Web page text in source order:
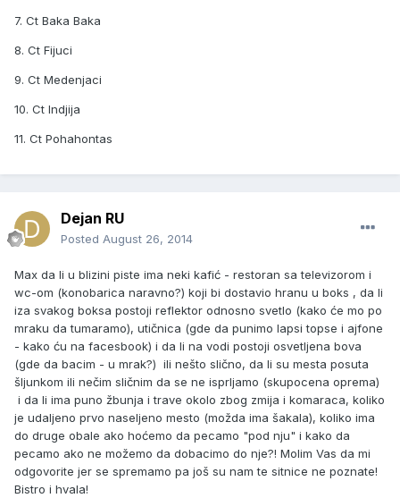
7. Ct Baka Baka
8. Ct Fijuci
9. Ct Medenjaci
10. Ct Indjija
11. Ct Pohahontas
Dejan RU
Posted August 26, 2014
Max da li u blizini piste ima neki kafić - restoran sa televizorom i
wc-om (konobarica naravno?) koji bi dostavio hranu u boks , da li
iza svakog boksa postoji reflektor odnosno svetlo (kako će mo po
mraku da tumaramo), utičnica (gde da punimo lapsi topse i ajfone
- kako ću na facesbook) i da li na vodi postoji osvetljena bova
(gde da bacim - u mrak?) ili nešto slično, da li su mesta posuta
šljunkom ili nečim sličnim da se ne isprljamo (skupocena oprema)
i da li ima puno žbunja i trave okolo zbog zmija i komaraca, koliko
je udaljeno prvo naseljeno mesto (možda ima šakala), koliko ima
do druge obale ako hoćemo da pecamo "pod nju" i kako da
pecamo ako ne možemo da dobacimo do nje?! Molim Vas da mi
odgovorite jer se spremamo pa još su nam te sitnice ne poznate!
Bistro i hvala!